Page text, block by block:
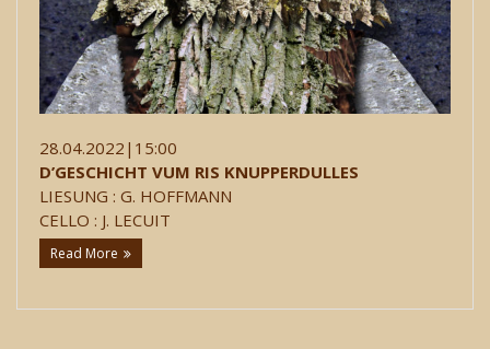
28.04.2022|15:00
D’GESCHICHT VUM RIS KNUPPERDULLES
LIESUNG : G. HOFFMANN
CELLO : J. LECUIT
Read More